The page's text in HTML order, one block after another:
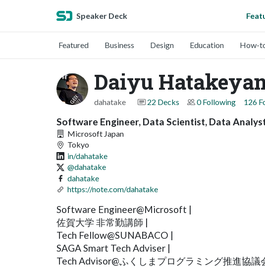
Speaker Deck
Featured Business Design Education How-
Daiyu
dahatake 22 Decks 0 Following 126
Software Engineer, Data Scientist, Data
Microsoft Japan
Tokyo
in/dahatake
@dahatake
dahatake
https://note.com/dahatake
Software Engineer@Microsoft |
佐賀大学 非常勤講師 |
Tech Fellow@SUNABACO |
SAGA Smart Tech Adviser |
Tech Advisor@ふくしまプログラミング推進協議